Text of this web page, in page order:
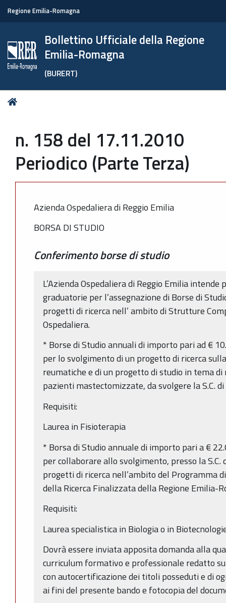
Regione Emilia-Romagna
Bollettino Ufficiale della Regione
Emilia-Romagna
(BURERT)
Tu
n. 158 del 17.11.2010
Periodico (Parte Terza)
Azienda Ospedaliera di Reggio Emilia
BORSA DI STUDIO
Conferimento borse di studio
L’Azienda Ospedaliera di Reggio Emilia
graduatorie per l’assegnazione di Borse di
progetti di ricerca nell’ ambito di Strutture
Ospedaliera.
* Borse di Studio annuali di importo pari ad €
per lo svolgimento di un progetto di ricerca
reumatiche e di un progetto di studio in tema
pazienti mastectomizzate, da svolgere la S.C.
Requisiti:
Laurea in Fisioterapia
* Borsa di Studio annuale di importo pari a €
per collaborare allo svolgimento, presso la
progetti di ricerca nell’ambito del Programma
della Ricerca Finalizzata della Regione Emilia-
Requisiti:
Laurea specialistica in Biologia o in
Dovrà essere inviata apposita domanda alla
curriculum formativo e professionale redatto
con autocertificazione dei titoli posseduti e di
ai fini del presente bando e fotocopia del